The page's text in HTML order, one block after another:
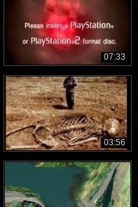
07:33
03:56